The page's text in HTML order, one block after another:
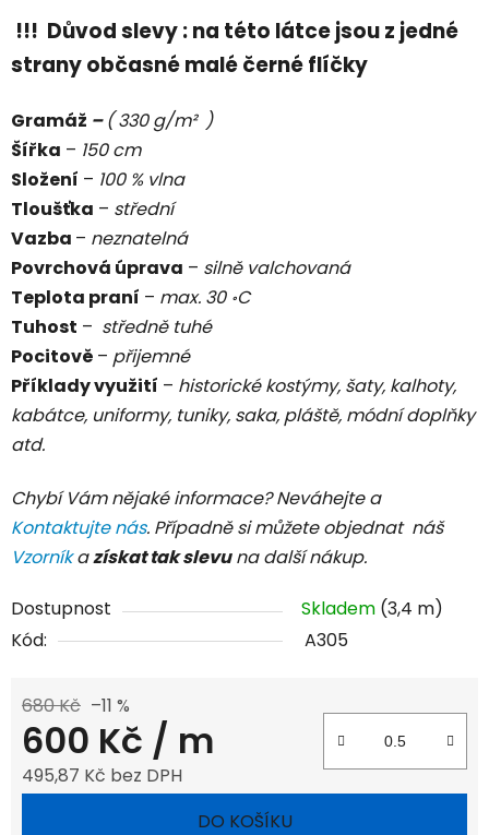
!!! Důvod slevy : na této látce jsou z jedné
strany občasné malé černé flíčky
Gramáž –( 330 g/m² )
Šířka – 150 cm
Složení – 100 % vlna
Tloušťka – střední
Vazba – neznatelná
Povrchová úprava – silně valchovaná
Teplota praní – max. 30 ॰C
Tuhost – středně tuhé
Pocitově – přijemné
Příklady využití – historické kostýmy, šaty, kalhoty,
kabátce, uniformy, tuniky, saka, pláště, módní doplňky
atd.
Chybí Vám nějaké informace? Neváhejte a
Kontaktujte nás. Případně si můžete objednat náš
Vzorníkazískat tak slevuna další nákup.
Dostupnost Skladem (3,4 m)
Kód:
A305
680 Kč –11 %
600 Kč / m
495,87 Kč bez DPH
DO KOŠÍKU